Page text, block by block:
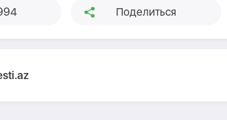
Поделиться